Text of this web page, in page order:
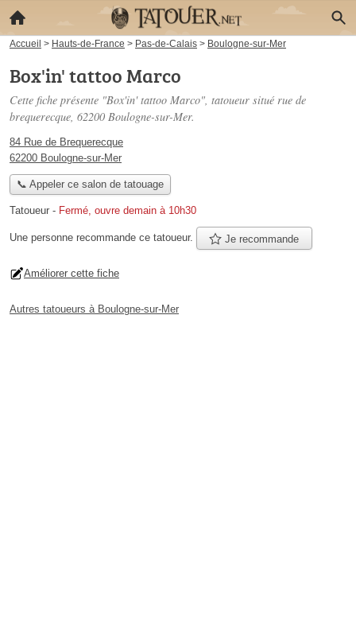
Accueil > Hauts-de-France > Pas-de-Calais > Boulogne-sur-Mer
Box'in' tattoo Marco
Cette fiche présente "Box'in' tattoo Marco", tatoueur situé rue de
brequerecque, 62200 Boulogne-sur-Mer.
84 Rue de Brequerecque
62200 Boulogne-sur-Mer
📞 Appeler ce salon de tatouage
Tatoueur - Fermé, ouvre demain à 10h30
Une personne recommande ce tatoueur. Je recommande
Améliorer cette fiche
Autres tatoueurs à Boulogne-sur-Mer